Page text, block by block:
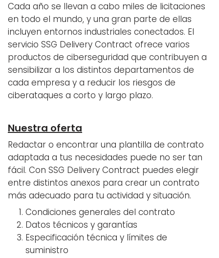
Cada año se llevan a cabo miles de licitaciones
en todo el mundo, y una gran parte de ellas
incluyen entornos industriales conectados. El
servicio SSG Delivery Contract ofrece varios
productos de ciberseguridad que contribuyen a
sensibilizar a los distintos departamentos de
cada empresa y a reducir los riesgos de
ciberataques a corto y largo plazo.
Nuestra oferta
Redactar o encontrar una plantilla de contrato
adaptada a tus necesidades puede no ser tan
fácil. Con SSG Delivery Contract puedes elegir
entre distintos anexos para crear un contrato
más adecuado para tu actividad y situación.
Condiciones generales del contrato
Datos técnicos y garantías
Especificación técnica y límites de
suministro